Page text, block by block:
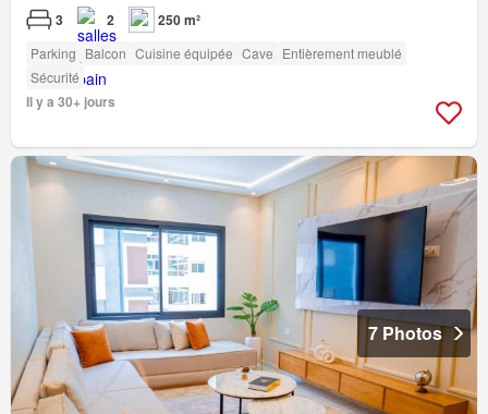
3 2 250 m²
Parking Balcon Cuisine équipée Cave Entièrement meublé
Sécurité
Il y a 30+ jours
7 Photos